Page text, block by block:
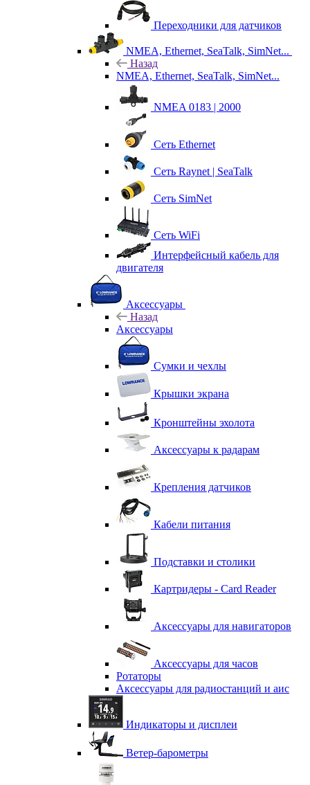
Переходники для датчиков
NMEA, Ethernet, SeaTalk, SimNet...
Назад
NMEA, Ethernet, SeaTalk, SimNet...
NMEA 0183 | 2000
Сеть Ethernet
Сеть Raynet | SeaTalk
Сеть SimNet
Сеть WiFi
Интерфейсный кабель для
двигателя
Аксессуары
Назад
Аксессуары
Сумки и чехлы
Крышки экрана
Кронштейны эхолота
Аксессуары к радарам
Крепления датчиков
Кабели питания
Подставки и столики
Картридеры - Card Reader
Аксессуары для навигаторов
Аксессуары для часов
Ротаторы
Аксессуары для радиостанций и аис
Индикаторы и дисплеи
Ветер-барометры